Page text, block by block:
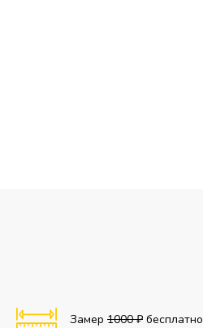
Замер 1000 ₽ бесплатно